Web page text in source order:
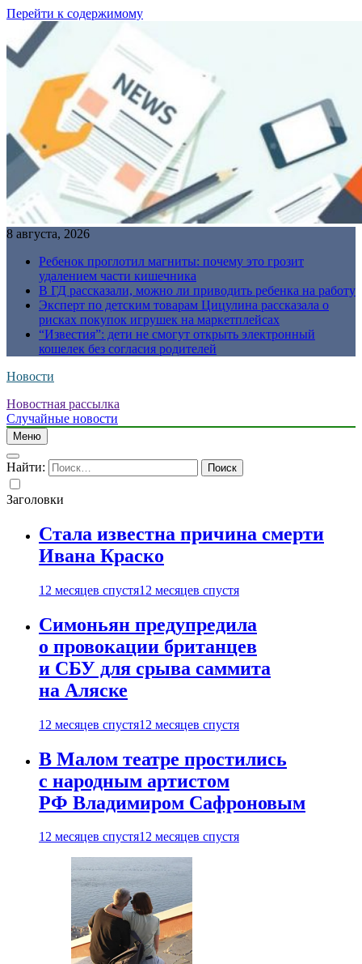
Перейти к содержимому
8 августа, 2026
Ребенок проглотил магниты: почему это грозит
удалением части кишечника
В ГД рассказали, можно ли приводить ребенка на работу
Эксперт по детским товарам Цицулина рассказала о
рисках покупок игрушек на маркетплейсах
“Известия”: дети не смогут открыть электронный
кошелек без согласия родителей
Новости
Новостная рассылка
Случайные новости
Меню
Найти:
Заголовки
Стала известна причина смерти
Ивана Краско
12 месяцев спустя12 месяцев спустя
Симоньян предупредила
о провокации британцев
и СБУ для срыва саммита
на Аляске
12 месяцев спустя12 месяцев спустя
В Малом театре простились
с народным артистом
РФ Владимиром Сафроновым
12 месяцев спустя12 месяцев спустя